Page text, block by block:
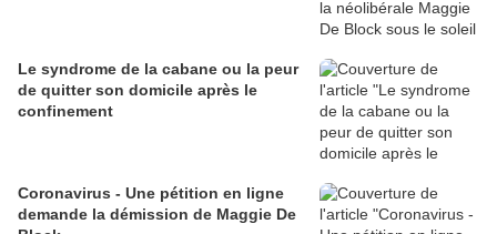
Le syndrome de la cabane ou la peur
de quitter son domicile après le
confinement
Coronavirus - Une pétition en ligne
demande la démission de Maggie De